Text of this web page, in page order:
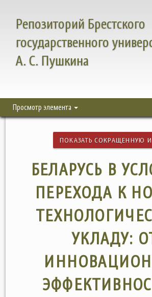
Репозиторий Брестского
государственного
А. С. Пушкина
Просмотр элемента
ПОКАЗАТЬ СОКРАЩЕННУЮ
БЕЛАРУСЬ В
ПЕРЕХОДА К
УКЛАДУ: